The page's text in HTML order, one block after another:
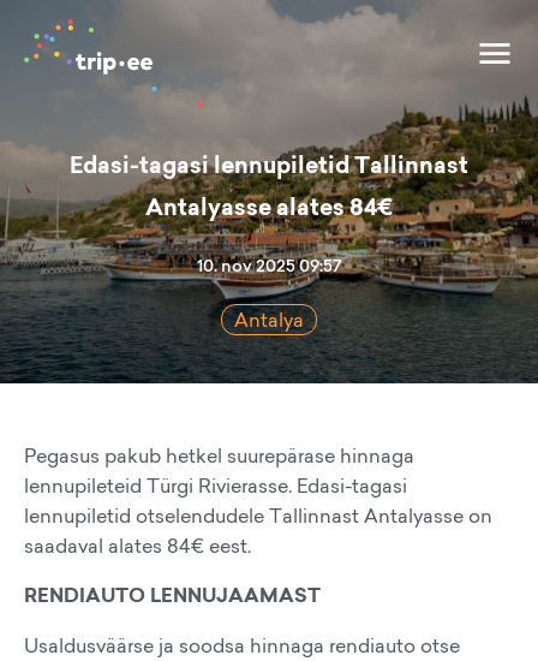
Edasi-tagasi lennupiletid Tallinnast
Antalyasse alates 84€
10. nov 2025 09:57
Antalya
Pegasus pakub hetkel suurepärase hinnaga
lennupileteid Türgi Rivierasse. Edasi-tagasi
lennupiletid otselendudele Tallinnast Antalyasse on
saadaval alates 84€ eest.
RENDIAUTO LENNUJAAMAST
Usaldusväärse ja soodsa hinnaga rendiauto otse